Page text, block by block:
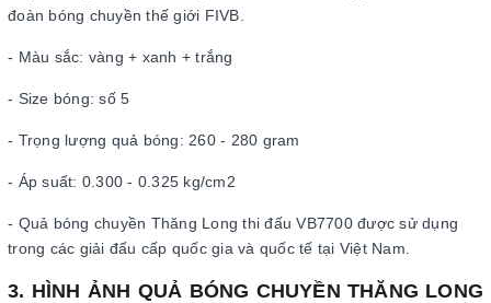
đoàn bóng chuyền thế giới FIVB.
- Màu sắc: vàng + xanh + trắng
- Size bóng: số 5
- Trọng lượng quả bóng: 260 - 280 gram
- Áp suất: 0.300 - 0.325 kg/cm2
- Quả bóng chuyền Thăng Long thi đấu VB7700 được sử dụng
trong các giải đấu cấp quốc gia và quốc tế tại Việt Nam.
3. HÌNH ẢNH QUẢ BÓNG CHUYỀN THĂNG LONG